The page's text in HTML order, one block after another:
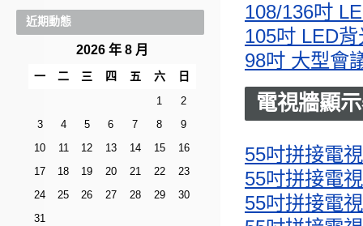
108/136吋
105吋 LED
98吋 大型會
電視牆顯
55吋拼接電
55吋拼接電
55吋拼接電
近期動態
2026 年 8 月
一 二 三 四 五 六 日
1
2
3
4 5 6 7 8
9
10
11 12 13 14 15
16
17
18 19 20 21 22
23
24
25 26 27 28 29
30
31